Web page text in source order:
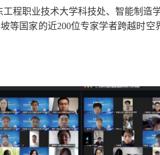
程职业技术大学科技处、智能制造
等国家的近200位专家学者跨越时